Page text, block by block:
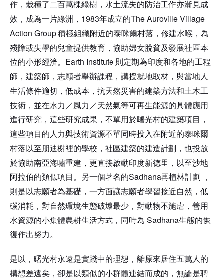
作，栽種了二百萬棵綠樹，水土流失的防治工作亦漸見成
效，成為一片綠洲， 1983年成立的The Auroville Village
Action Group 積極組織附近的泰咪爾村落，修建水喉，為
殘障或失學的兒童提供教育，協助婦女脫貧及發展社區本
位的小形經濟。 Earth Institute 則定期為印度和各地的工程
師，建築師，志願者舉辦課程，講授就地取材，與當地人
生活條件適切，低成本，抗天然災害的建築方法和土木工
技術，並在水力／風力／天然氣等可再生能源的具體應用
進行研究，這些研究成果，不單用於曙光村的建築項目，
這些項目的人力與技術資源不單同時投入在附近的泰咪爾
村落以至朋迪榭裡的學校，社區建築的建造計劃，也投放
於協助南亞海嘯重建，更直接啟動印度新德里，以至沙地
阿拉伯的類似項目。另一個著名的Sadhana再植林計劃
，
則是以志願者為基礎，一方面讓志願者學習接近自然，低
碳消耗，對自然環境生態破壞最少，對動物不施虐，善用
水資源的小集體農耕生活方式，同時為 Sadhana生態的恢
復作出努力。
是以，曙光村永遠是實踐中的理想，離原來居住五萬人的
構想差遠矣，卻是以類似的小群體連結而成的，無論是聘